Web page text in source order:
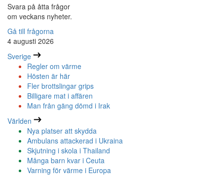
Svara på åtta frågor
om veckans nyheter.
Gå till frågorna
4 augusti 2026
Sverige
Regler om värme
Hösten är här
Fler brottslingar grips
Billigare mat i affären
Man från gäng dömd i Irak
Världen
Nya platser att skydda
Ambulans attackerad i Ukraina
Skjutning i skola i Thailand
Många barn kvar i Ceuta
Varning för värme i Europa